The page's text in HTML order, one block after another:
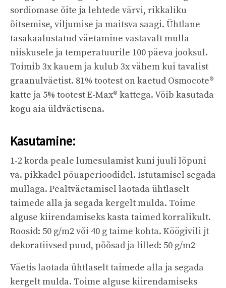
sordiomase õite ja lehtede värvi, rikkaliku
õitsemise, viljumise ja maitsva saagi. Ühtlane
tasakaalustatud väetamine vastavalt mulla
niiskusele ja temperatuurile 100 päeva jooksul.
Toimib 3x kauem ja kulub 3x vähem kui tavalist
graanulväetist. 81% tootest on kaetud Osmocote®
katte ja 5% tootest E-Max® kattega. Võib kasutada
kogu aia üldväetisena.
Kasutamine:
1-2 korda peale lumesulamist kuni juuli lõpuni
va. pikkadel põuaperioodidel. Istutamisel segada
mullaga. Pealtväetamisel laotada ühtlaselt
taimede alla ja segada kergelt mulda. Toime
alguse kiirendamiseks kasta taimed korralikult.
Roosid: 50 g/m2 või 40 g taime kohta. Köögivili jt
dekoratiivsed puud, põõsad ja lilled: 50 g/m2
Väetis laotada ühtlaselt taimede alla ja segada
kergelt mulda. Toime alguse kiirendamiseks